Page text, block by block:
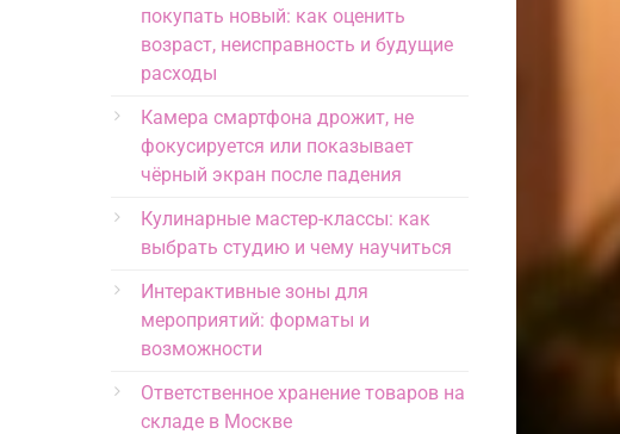
покупать новый: как оценить
возраст, неисправность и будущие
расходы
Камера смартфона дрожит, не
фокусируется или показывает
чёрный экран после падения
Кулинарные мастер-классы: как
выбрать студию и чему научиться
Интерактивные зоны для
мероприятий: форматы и
возможности
Ответственное хранение товаров на
складе в Москве